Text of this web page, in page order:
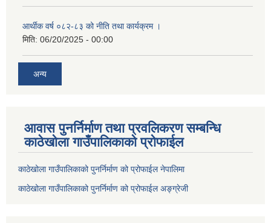
आर्थीक वर्ष ०८२-८३ को नीति तथा कार्यक्रम ।
मिति: 06/20/2025 - 00:00
अन्य
आवास पुनर्निर्माण तथा प्रवलिकरण सम्बन्धि
काठेखोला गाउँपालिकाको प्रोफाईल
काठेखोला गाउँपालिकाको पुनर्निर्माण को प्रोफाईल नेपालिमा
काठेखोला गाउँपालिकाको पुनर्निर्माण को प्रोफाईल अङ्ग्रेजी